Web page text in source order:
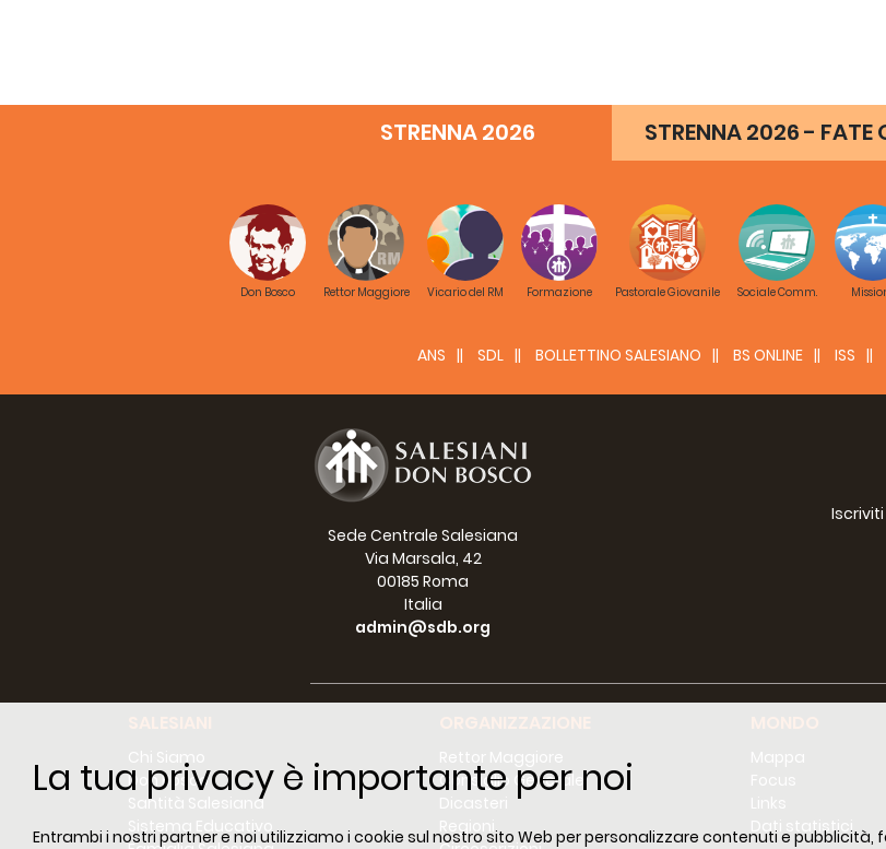
La tua privacy è importante per noi
Entrambi i nostri partner e noi utilizziamo i cookie sul nostro sito Web per personalizzare contenuti e
STRENNA 2026 STRENNA 2026 - FATE
Don Bosco Rettor Maggiore Vicario del RM Formazione Pastorale Giovanile Sociale Comm.
ANS SDL BOLLETTINO SALESIANO BS ONLINE ISS
Sede Centrale Salesiana
Via Marsala, 42
00185 Roma
Italia
admin@sdb.org
Chi Siamo
Don Bosco
Santità Salesiana
Sistema Educativo
Consiglio Generale
Regioni
Dati statistici